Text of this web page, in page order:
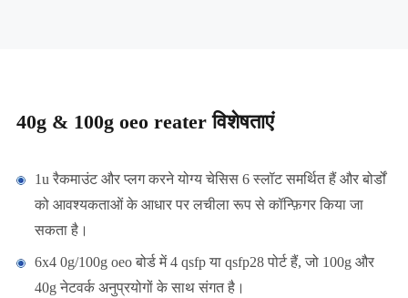
40g & 100g oeo reater विशेषताएं
1u रैकमाउंट और प्लग करने योग्य चेसिस 6 स्लॉट समर्थित हैं और बोर्डों
को आवश्यकताओं के आधार पर लचीला रूप से कॉन्फ़िगर किया जा
सकता है।
6x4 0g/100g oeo बोर्ड में 4 qsfp या qsfp28 पोर्ट हैं, जो 100g और
40g नेटवर्क अनुप्रयोगों के साथ संगत है।